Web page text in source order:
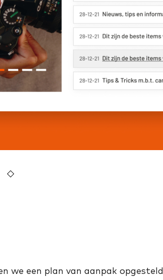
5
we een plan van aanpak opgesteld